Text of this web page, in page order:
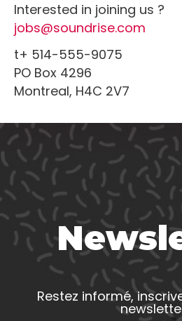
Interested in joining us ?
jobs@soundrise.com
t+ 514-555-9075
PO Box 4296
Montreal, H4C 2V7
Restez informé,